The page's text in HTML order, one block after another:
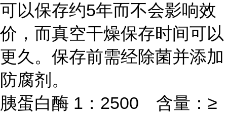
可以保存约5年而不会影响效
价，而真空干燥保存时间可以
更久。保存前需经除菌并添加
防腐剂。
胰蛋白酶 1：2500 含量：≥